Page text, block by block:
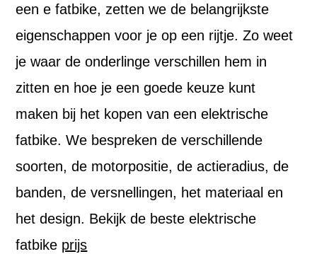
een e fatbike, zetten we de belangrijkste
eigenschappen voor je op een rijtje. Zo weet
je waar de onderlinge verschillen hem in
zitten en hoe je een goede keuze kunt
maken bij het kopen van een elektrische
fatbike. We bespreken de verschillende
soorten, de motorpositie, de actieradius, de
banden, de versnellingen, het materiaal en
het design. Bekijk de beste elektrische
fatbike prijs